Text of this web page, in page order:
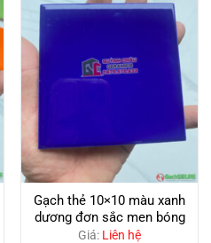
Gạch thẻ 10×10 màu xanh
dương đơn sắc men bóng
Giá: Liên hệ